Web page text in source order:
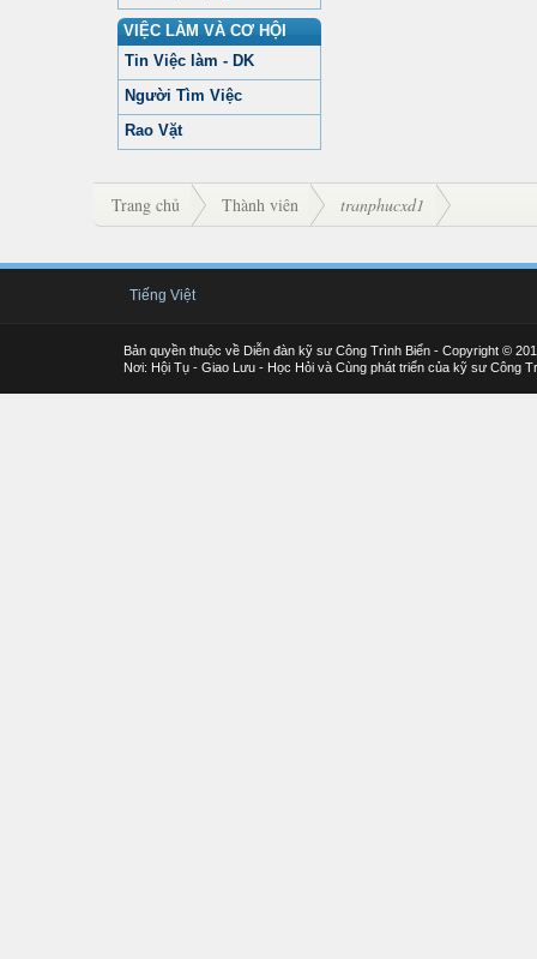
VIỆC LÀM VÀ CƠ HỘI
Tin Việc làm - DK
Người Tìm Việc
Rao Vặt
Trang chủ Thành viên tranphucxd1
Tiếng Việt
Bản quyền thuộc về Diễn đàn kỹ sư Công Trình Biển - Copyright ©
Nơi: Hội Tụ - Giao Lưu - Học Hỏi và Cùng phát triển của kỹ sư Công